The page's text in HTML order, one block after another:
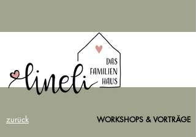
zurück WORKSHOPS & VORTRÄGE